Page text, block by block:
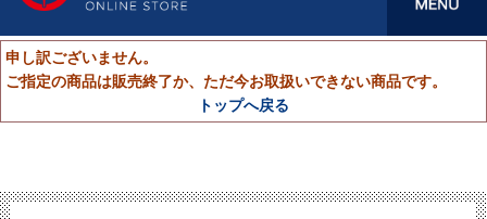
申し訳ございません。
ご指定の商品は販売終了か、ただ今お取扱いできない商品です。
トップへ戻る